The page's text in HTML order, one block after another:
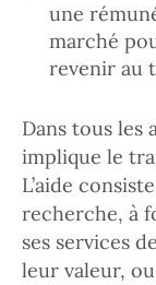
une
marché
revenir au
Dans tous les
implique le
L’aide
recherche, à
ses services
leur valeur, ou